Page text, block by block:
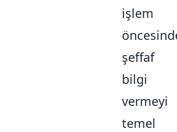
işlem
şeffaf
bilgi
vermeyi
temel